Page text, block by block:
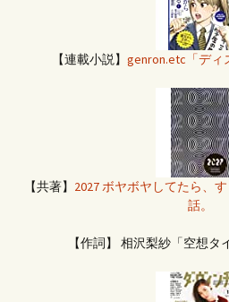
【連載小説】 genron.etc「ディ
【共著】 2027 ボヤボヤしてたら、
話。
【作詞】 相沢梨紗「空想タ